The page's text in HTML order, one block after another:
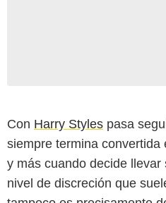
Con Harry Styles pasa
siempre termina convertida
y más cuando decide llevar
nivel de discreción que